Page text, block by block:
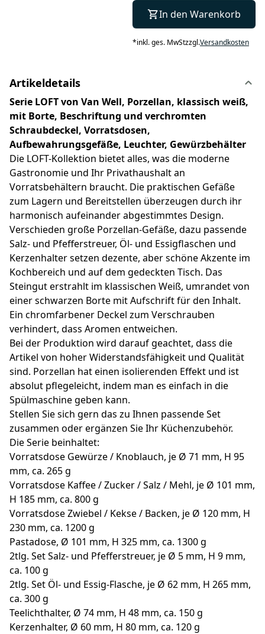
In den Warenkorb
*inkl. ges. MwStzzgl.Versandkosten
Artikeldetails
Serie LOFT von Van Well, Porzellan, klassisch weiß,
mit Borte, Beschriftung und verchromten
Schraubdeckel, Vorratsdosen,
Aufbewahrungsgefäße, Leuchter, Gewürzbehälter
Die LOFT-Kollektion bietet alles, was die moderne
Gastronomie und Ihr Privathaushalt an
Vorratsbehältern braucht. Die praktischen Gefäße
zum Lagern und Bereitstellen überzeugen durch ihr
harmonisch aufeinander abgestimmtes Design.
Verschieden große Porzellan-Gefäße, dazu passende
Salz- und Pfefferstreuer, Öl- und Essigflaschen und
Kerzenhalter setzen dezente, aber schöne Akzente im
Kochbereich und auf dem gedeckten Tisch. Das
Steingut erstrahlt im klassischen Weiß, umrandet von
einer schwarzen Borte mit Aufschrift für den Inhalt.
Ein chromfarbener Deckel zum Verschrauben
verhindert, dass Aromen entweichen.
Bei der Produktion wird darauf geachtet, dass die
Artikel von hoher Widerstandsfähigkeit und Qualität
sind. Porzellan hat einen isolierenden Effekt und ist
absolut pflegeleicht, indem man es einfach in die
Spülmaschine geben kann.
Stellen Sie sich gern das zu Ihnen passende Set
zusammen oder ergänzen Sie Ihr Küchenzubehör.
Die Serie beinhaltet:
Vorratsdose Gewürze / Knoblauch, je Ø 71 mm, H 95
mm, ca. 265 g
Vorratsdose Kaffee / Zucker / Salz / Mehl, je Ø 101 mm,
H 185 mm, ca. 800 g
Vorratsdose Zwiebel / Kekse / Backen, je Ø 120 mm, H
230 mm, ca. 1200 g
Pastadose, Ø 101 mm, H 325 mm, ca. 1300 g
2tlg. Set Salz- und Pfefferstreuer, je Ø 5 mm, H 9 mm,
ca. 100 g
2tlg. Set Öl- und Essig-Flasche, je Ø 62 mm, H 265 mm,
ca. 300 g
Teelichthalter, Ø 74 mm, H 48 mm, ca. 150 g
Kerzenhalter, Ø 60 mm, H 80 mm, ca. 120 g